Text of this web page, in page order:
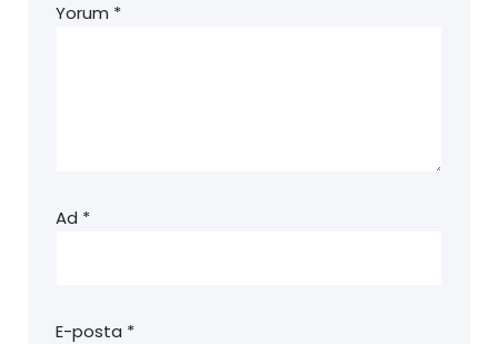
Yorum *
Ad *
E-posta *